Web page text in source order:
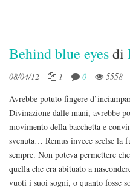
Behind blue eyesdi
08/04/12 1 0 5558
Avrebbe potuto fingere
Divinazione dalle mani, avrebbe
movimento della bacchetta e
svenuta… Remus invece scelse la
sempre. Non poteva permettere
quella che era abituato a
vuoti i suoi sogni, o quanto fosse